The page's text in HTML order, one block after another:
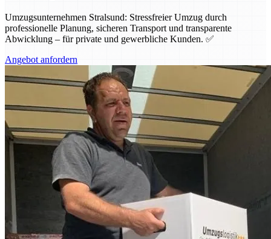
Umzugsunternehmen Stralsund: Stressfreier Umzug durch
professionelle Planung, sicheren Transport und transparente
Abwicklung – für private und gewerbliche Kunden. ✅
Angebot anfordern